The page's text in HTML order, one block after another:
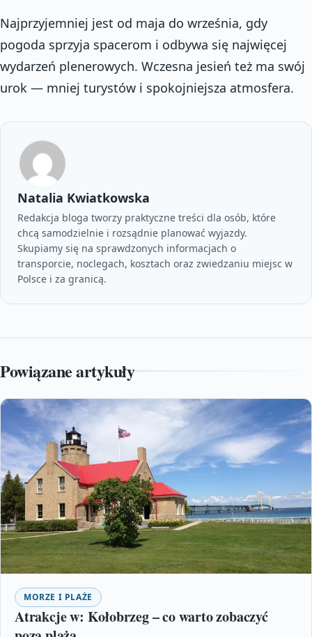
Najprzyjemniej jest od maja do września, gdy
pogoda sprzyja spacerom i odbywa się najwięcej
wydarzeń plenerowych. Wczesna jesień też ma swój
urok — mniej turystów i spokojniejsza atmosfera.
Natalia Kwiatkowska
Redakcja bloga tworzy praktyczne treści dla osób, które
chcą samodzielnie i rozsądnie planować wyjazdy.
Skupiamy się na sprawdzonych informacjach o
transporcie, noclegach, kosztach oraz zwiedzaniu miejsc w
Polsce i za granicą.
Powiązane artykuły
MORZE I PLAŻE
Atrakcje w: Kołobrzeg – co warto zobaczyć